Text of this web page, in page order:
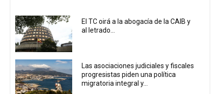
El TC oirá a la abogacía de la CAIB y
al letrado...
Las asociaciones judiciales y fiscales
progresistas piden una política
migratoria integral y...